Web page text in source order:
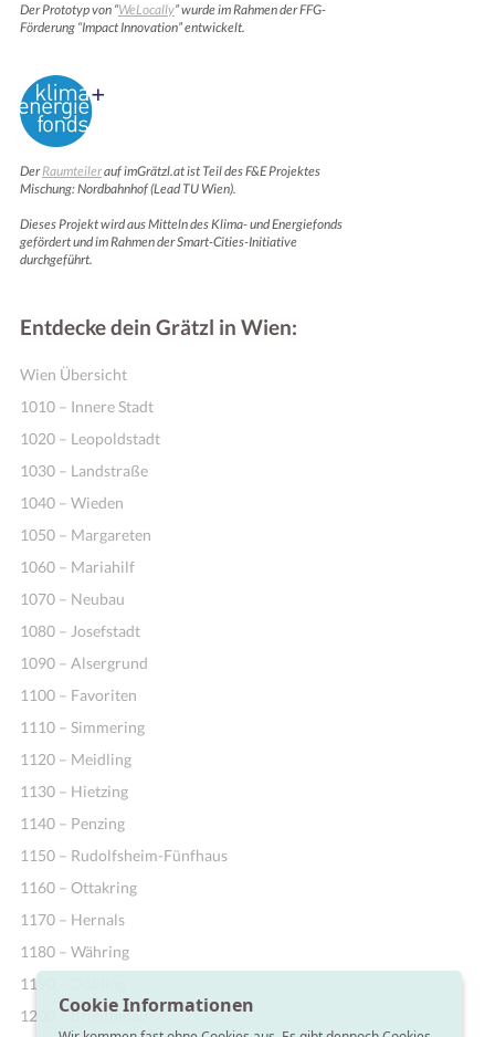
Der Prototyp von “WeLocally” wurde im Rahmen der FFG-
Förderung “Impact Innovation” entwickelt.
DerRaumteilerauf imGrätzl.at ist Teil des F&E Projektes
Mischung: Nordbahnhof (Lead TU Wien).
Dieses Projekt wird aus Mitteln des Klima- und Energiefonds
gefördert und im Rahmen der Smart-Cities-Initiative
durchgeführt.
Entdecke dein Grätzl in Wien:
Wien Übersicht
1010 – Innere Stadt
1020 – Leopoldstadt
1030 – Landstraße
1040 – Wieden
1050 – Margareten
1060 – Mariahilf
1070 – Neubau
1080 – Josefstadt
1090 – Alsergrund
1100 – Favoriten
1110 – Simmering
1120 – Meidling
1130 – Hietzing
1140 – Penzing
1150 – Rudolfsheim-Fünfhaus
1160 – Ottakring
1170 – Hernals
1180 – Währing
1190 – Döbling
1200 – Brigittenau
Cookie Informationen